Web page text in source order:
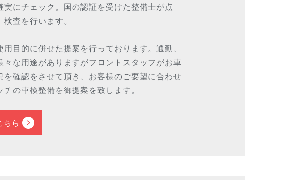
実にチェック。国の認証を受けた整備士が点
査を行います。
用目的に併せた提案を行っております。通勤、
々な用途がありますがフロントスタッフがお車
を確認をさせて頂き、お客様のご要望に合わせ
チの車検整備を御提案を致します。
ちら